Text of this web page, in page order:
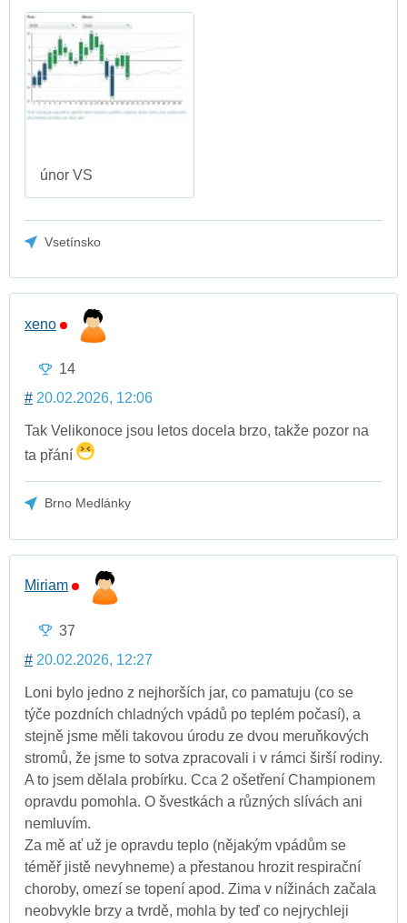
únor VS
Vsetínsko
xeno
14
# 20.02.2026, 12:06
Tak Velikonoce jsou letos docela brzo, takže pozor na
ta přání
Brno Medlánky
Miriam
37
# 20.02.2026, 12:27
Loni bylo jedno z nejhorších jar, co pamatuju (co se
týče pozdních chladných vpádů po teplém počasí), a
stejně jsme měli takovou úrodu ze dvou meruňkových
stromů, že jsme to sotva zpracovali i v rámci širší rodiny.
A to jsem dělala probírku. Cca 2 ošetření Championem
opravdu pomohla. O švestkách a různých slívách ani
nemluvím.
Za mě ať už je opravdu teplo (nějakým vpádům se
téměř jistě nevyhneme) a přestanou hrozit respirační
choroby, omezí se topení apod. Zima v nížinách začala
neobvykle brzy a tvrdě, mohla by teď co nejrychleji